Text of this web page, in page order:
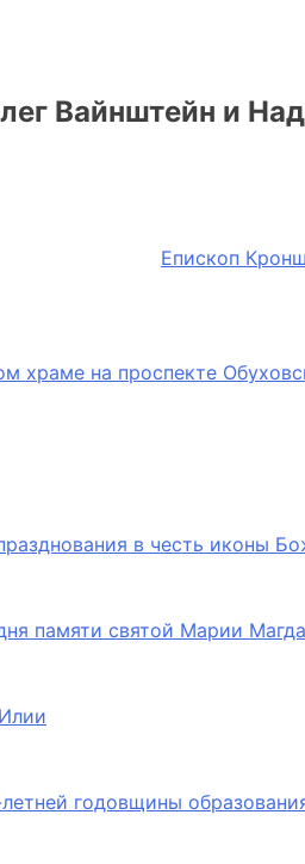
Вайнштейн и
Епископ
храме на проспекте
в честь иконы
памяти святой Марии
годовщины